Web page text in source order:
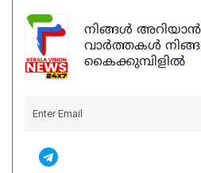
നിങ്ങൾ
വാർത്തകൾ
കൈക്കുമ്പിളിൽ